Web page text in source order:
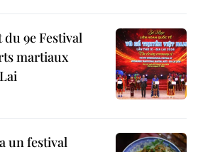
9e Festival
martiaux
un festival